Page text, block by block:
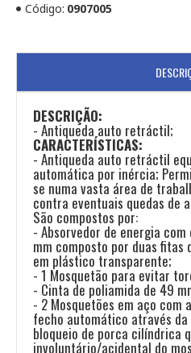
Código: 0907005
DESCRIÇÃO:
- Antiqueda auto retráctil;
CARACTERÍSTICAS:
- Antiqueda auto retráctil
automática por inércia;
se numa vasta área de
contra eventuais quedas de
São compostos por:
- Absorvedor de energia
mm composto por duas fitas
em plástico transparente;
- 1 Mosquetão para evitar
- Cinta de poliamida de 49
- 2 Mosquetões em aço com
fecho automático através
bloqueio de porca cilíndrica
involuntário/acidental do